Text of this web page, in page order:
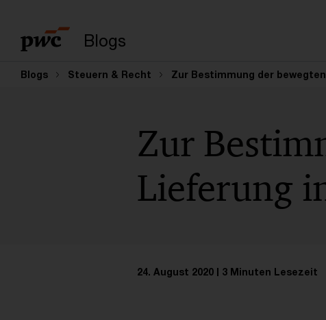
Blogs
Blogs Steuern & Recht Zur Bestimmung der
Zur
Lieferung
24. August 2020 3 Minuten Lesezeit